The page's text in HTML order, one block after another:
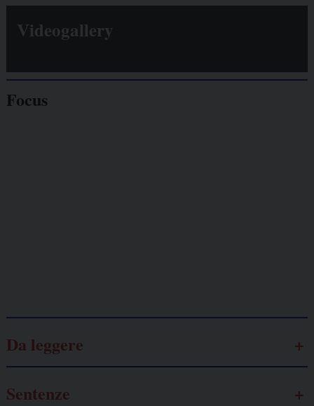
Videogallery
Focus
Da leggere
Sentenze